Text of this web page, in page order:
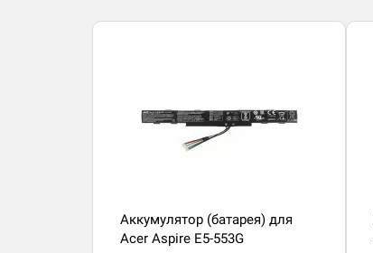
Аккумулятор (батарея) для
Acer Aspire E5-553G